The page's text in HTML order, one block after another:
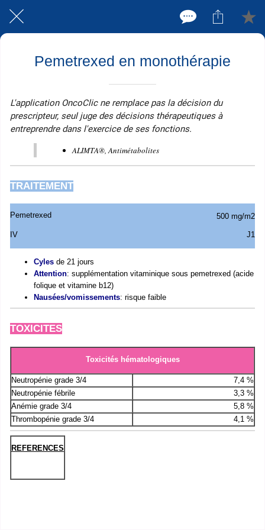
Pemetrexed en monothérapie
L'application OncoClic ne remplace pas la décision du
prescripteur, seul juge des décisions thérapeutiques à
entreprendre dans l'exercice de ses fonctions.
ALIMTA®, Antimétabolites
TRAITEMENT
Pemetrexed
IV
500 mg/m2
J1
Cyles de 21 jours
Attention: supplémentation vitaminique sous pemetrexed (acide
folique et vitamine b12)
Nausées/vomissements: risque faible
TOXICITES
Toxicités hématologiques
Neutropénie grade 3/4
7,4 %
Neutropénie fébrile
3,3 %
Anémie grade 3/4
5,8 %
Thrombopénie grade 3/4
4,1 %
REFERENCES